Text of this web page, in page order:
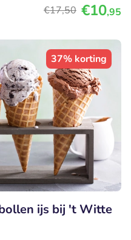
€17,50 €10,95
37% korting
ijs bij 't Witte